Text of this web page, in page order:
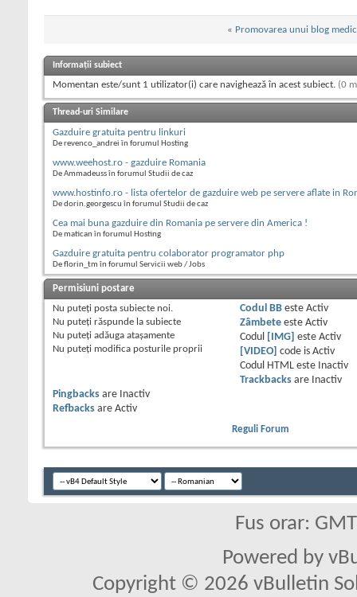
« Promovarea unui blog
Informații subiect
Momentan este/sunt 1 utilizator(i) care navighează în acest subiect. (0
Thread-uri Similare
Gazduire gratuita pentru linkuri
De revenco_andrei în forumul Hosting
www.weehost.ro - gazduire Romania
De Ammadeuss în forumul Studii de caz
www.hostinfo.ro - lista ofertelor de gazduire web pe servere aflate in
De dorin.georgescu în forumul Studii de caz
Cea mai buna gazduire din Romania pe servere din America !
De matican în forumul Hosting
Gazduire gratuita pentru colaborator programator php
De florin_tm în forumul Servicii web / Jobs
Permisiuni postare
Nu puteţi posta subiecte noi.
Nu puteţi răspunde la subiecte
Nu puteţi adăuga ataşamente
Nu puteţi modifica posturile proprii
Codul BBeste Activ
Zâmbeteeste Activ
Codul
[IMG] este Activ
[VIDEO]
code is Activ
Codul HTML este
Inactiv
Trackbacksare
Inactiv
Pingbacks are
Inactiv
Refbacks are Activ
Reguli Forum
Fus orar:
Powered by
Copyright © 2026 vBulletin